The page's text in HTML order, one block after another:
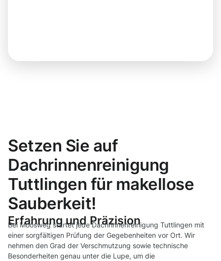
Setzen Sie auf
Dachrinnenreinigung
Tuttlingen für makellose
Sauberkeit!
Erfahrung und Präzision
Bei Moosweg startet jede Dachrinnenreinigung Tuttlingen mit
einer sorgfältigen Prüfung der Gegebenheiten vor Ort. Wir
nehmen den Grad der Verschmutzung sowie technische
Besonderheiten genau unter die Lupe, um die